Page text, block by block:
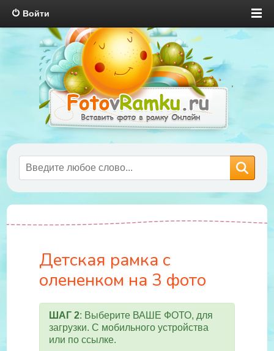
Войти
Детская рамка с
олененком на 3 фото
ШАГ 2: Выберите ВАШЕ ФОТО, для
загрузки. С мобильного устройства
или по ссылке.